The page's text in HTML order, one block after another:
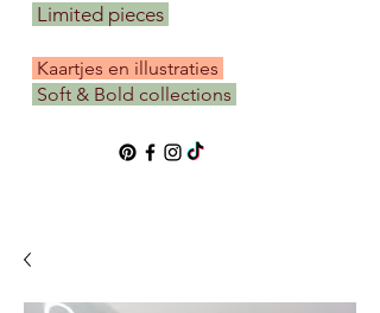
Limited pieces
​ Kaartjes en illustraties
Soft & Bold collections